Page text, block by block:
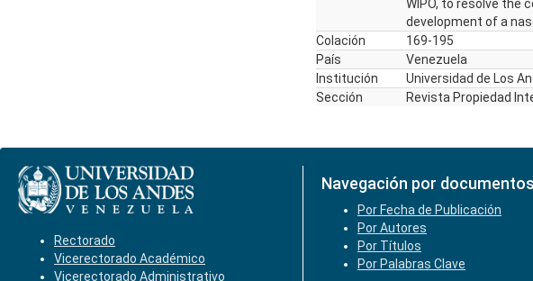
WIPO, to resolve the
development of a
Colación
169-195
País
Venezuela
Institución
Universidad de Los
Sección
Revista Propiedad
Rectorado
Vicerectorado Académico
Vicerectorado Administrativo
Navegación por documentos
Por Fecha de Publicación
Por Autores
Por Títulos
Por Palabras Clave